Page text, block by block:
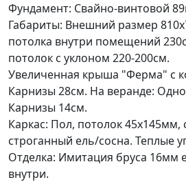
Фундамент: Свайно-винтовой
Габариты: Внешний размер
потолка внутри помещений
потолок с уклоном 220-200см.
Увеличенная крыша "Ферма" с
Карнизы 28см. На веранде:
Карнизы 14см.
Каркас: Пол, потолок 45х145мм,
строганный ель/сосна. Теплые
Отделка: Имитация бруса 16мм
внутри.